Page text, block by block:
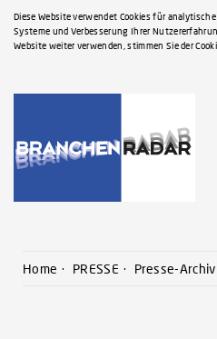
Diese Website verwendet Cookies für
Systeme und Verbesserung Ihrer
Website weiter verwenden, stimmen Sie der
Home PRESSE Presse-Archiv